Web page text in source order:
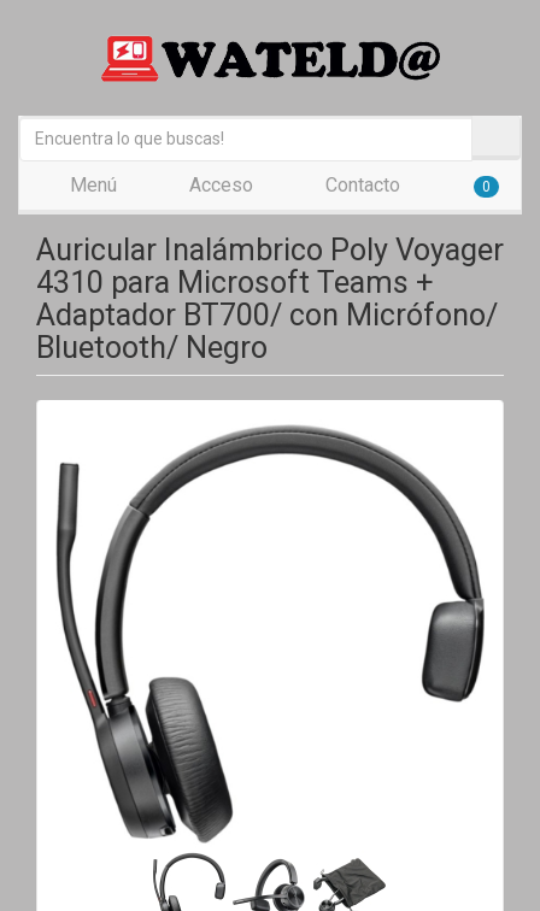
Menú Acceso Contacto 0
Auricular Inalámbrico Poly Voyager
4310 para Microsoft Teams +
Adaptador BT700/ con Micrófono/
Bluetooth/ Negro